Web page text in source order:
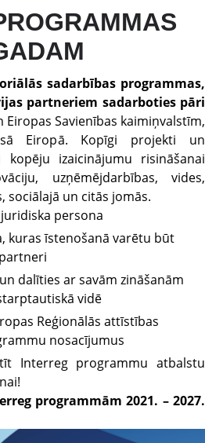
sadarbības programmas,
partneriem sadarboties pāri
Eiropas Savienības kaimiņvalstīm,
Eiropā. Kopīgi projekti un
izaicinājumu risināšanai
uzņēmējdarbības, vides,
sociālajā un citās jomās.
persona
kuras īstenošanā varētu būt
dalīties ar savām zināšanām
vidē
Reģionālās attīstības
nosacījumus
Interreg programmu atbalstu
programmām 2021. – 2027.